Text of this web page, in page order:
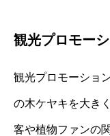
観光プロモー
観光プロモーショ
の木ケヤキを大き
客や植物ファンの